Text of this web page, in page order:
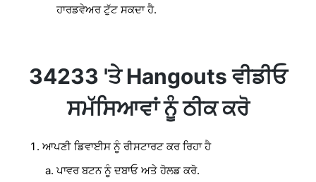
ਹਾਰਡਵੇਅਰ ਟੁੱਟ ਸਕਦਾ ਹੈ.
34233 'ਤੇ Hangouts ਵੀਡੀਓ
ਸਮੱਸਿਆਵਾਂ ਨੂੰ ਠੀਕ ਕਰੋ
ਆਪਣੀ ਡਿਵਾਈਸ ਨੂੰ ਰੀਸਟਾਰਟ ਕਰ ਰਿਹਾ ਹੈ
ਪਾਵਰ ਬਟਨ ਨੂੰ ਦਬਾਓ ਅਤੇ ਹੋਲਡ ਕਰੋ.